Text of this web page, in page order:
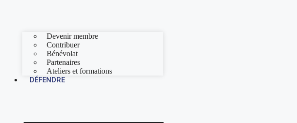
Devenir membre
Contribuer
Bénévolat
Partenaires
Ateliers et formations
DÉFENDRE